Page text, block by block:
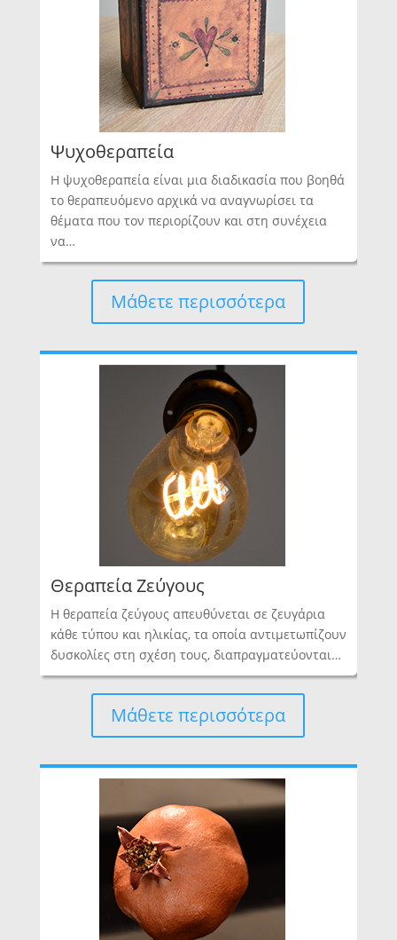
Ψυχοθεραπεία
Η ψυχοθεραπεία είναι μια διαδικασία που βοηθά
το θεραπευόμενο αρχικά να αναγνωρίσει τα
θέματα που τον περιορίζουν και στη συνέχεια
να…
Μάθετε περισσότερα
Θεραπεία Ζεύγους
Η θεραπεία ζεύγους απευθύνεται σε ζευγάρια
κάθε τύπου και ηλικίας, τα οποία αντιμετωπίζουν
δυσκολίες στη σχέση τους, διαπραγματεύονται…
Μάθετε περισσότερα